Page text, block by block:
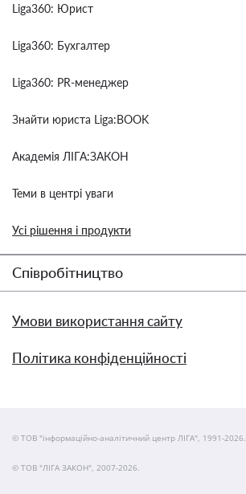
Liga360: Юрист
Liga360: Бухгалтер
Liga360: PR-менеджер
Знайти юриста Liga:BOOK
Академія ЛІГА:ЗАКОН
Теми в центрі уваги
Усі рішення і продукти
Співробітництво
Умови використання сайту
Політика конфіденційності
© ТОВ "інформаційно-аналітичний центр ЛІГА", 1991-2026.
© ТОВ "ЛІГА ЗАКОН", 2007-2026.